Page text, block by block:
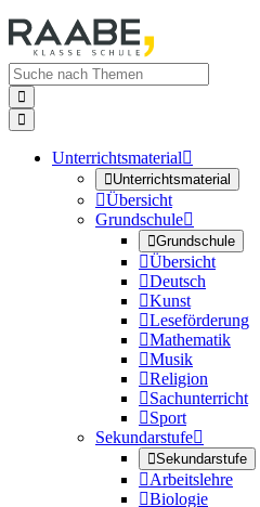


Unterrichtsmaterial
Unterrichtsmaterial
Übersicht
Grundschule
Grundschule
Übersicht
Deutsch
Kunst
Leseförderung
Mathematik
Musik
Religion
Sachunterricht
Sport
Sekundarstufe
Sekundarstufe
Arbeitslehre
Biologie